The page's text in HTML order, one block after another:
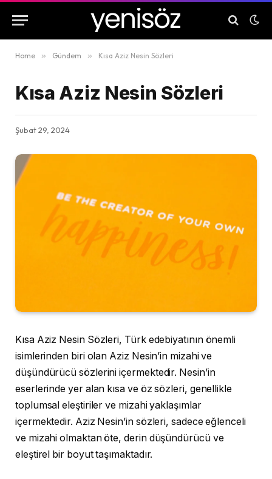
Home » Gündem » Kısa Aziz Nesin Sözleri
Kısa Aziz Nesin Sözleri
Şubat 29, 2024
Kısa Aziz Nesin Sözleri, Türk edebiyatının önemli
isimlerinden biri olan Aziz Nesin’in mizahi ve
düşündürücü sözlerini içermektedir. Nesin’in
eserlerinde yer alan kısa ve öz sözleri, genellikle
toplumsal eleştiriler ve mizahi yaklaşımlar
içermektedir. Aziz Nesin’in sözleri, sadece eğlenceli
ve mizahi olmaktan öte, derin düşündürücü ve
eleştirel bir boyut taşımaktadır.